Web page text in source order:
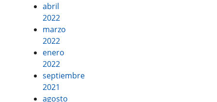
abril
2022
marzo
2022
enero
2022
septiembre
2021
agosto